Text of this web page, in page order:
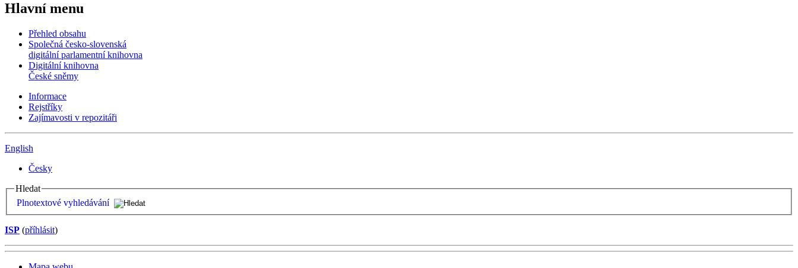
Hlavní menu
Přehled obsahu
Společná česko-slovenská
digitální parlamentní knihovna
Digitální knihovna
České sněmy
Informace
Rejstříky
Zajímavosti v repozitáři
English
Česky
Hledat
Plnotextové vyhledávání
ISP (příhlásit)